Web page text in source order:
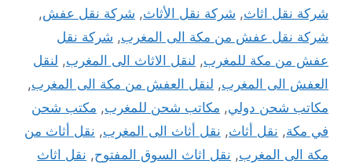
شركة نقل اثاث, شركة نقل الأثاث, شركة نقل عفش,
شركة نقل عفش من مكة الى المغرب, شركة نقل
عفش من مكة للمغرب, لنقل الاثاث الى المغرب, لنقل
العفش الى المغرب, لنقل العفش من مكة الى المغرب,
مكاتب شحن دولي, مكاتب شحن للمغرب, مكتب شحن
في مكة, نقل أثاث, نقل أثاث الى المغرب, نقل أثاث من
مكة الى المغرب, نقل اثاث السوق المفتوح, نقل اثاث